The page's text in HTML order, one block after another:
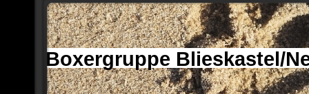
Boxergruppe Blieskastel/